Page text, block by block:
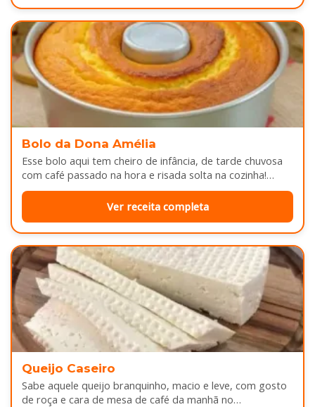
Bolo da Dona Amélia
Esse bolo aqui tem cheiro de infância, de tarde chuvosa
com café passado na hora e risada solta na cozinha!…
Ver receita completa
Queijo Caseiro
Sabe aquele queijo branquinho, macio e leve, com gosto
de roça e cara de mesa de café da manhã no…